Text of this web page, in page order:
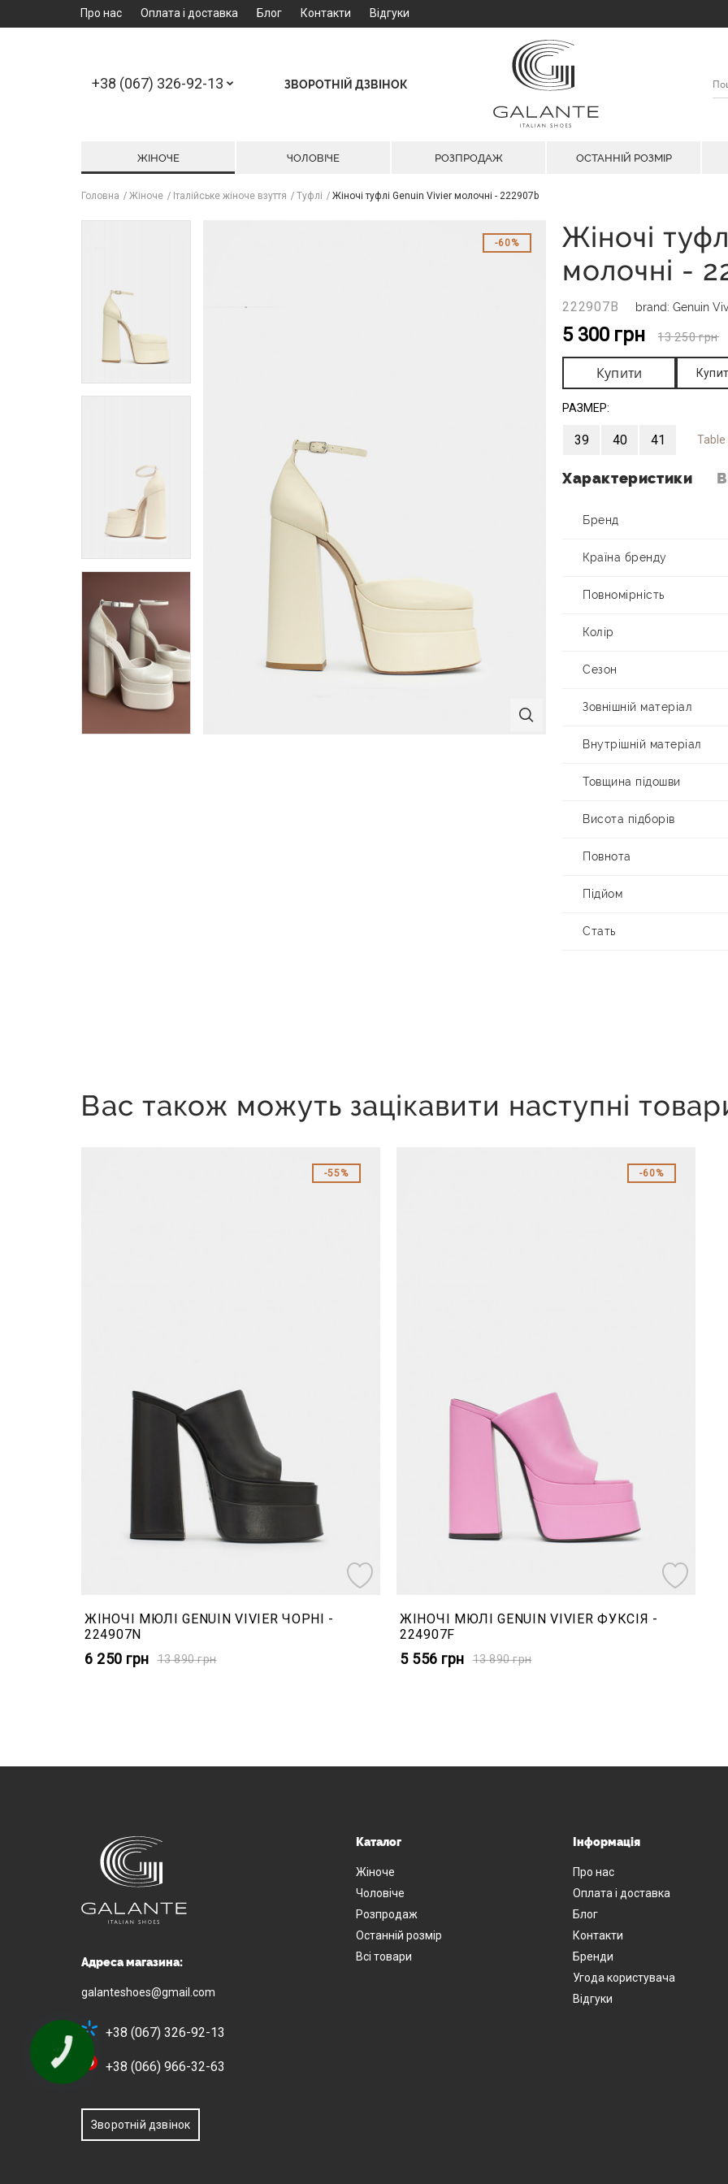
Про нас Оплата і доставка Блог Контакти Відгуки
+38 (067) 326-92-13 ЗВОРОТНІЙ ДЗВІНОК
ЖІНОЧЕ ЧОЛОВІЧЕ РОЗПРОДАЖ ОСТАННІЙ РОЗМІР
Головна Жіноче Італійське жіноче взуття Туфлі Жіночі туфлі Genuin Vivier молочні - 222907b
60%
Жіночі
молочні -
222907B brand: Genuin
5 300 грн 13 250грн
Купити
РАЗМЕР:
39 40 41 Table
Характеристики
Бренд
Країна бренду
Повномірність
Колір
Сезон
Зовнішній матеріал
Внутрішній матеріал
Товщина підошви
Висота підборів
Повнота
Підйом
Стать
Вас також можуть зацікавити наступні
55%
ЖІНОЧІ МЮЛІ GENUIN VIVIER ЧОРНІ -
224907N
6 250 грн 13 890грн
60%
ЖІНОЧІ МЮЛІ GENUIN VIVIER ФУКСІЯ -
224907F
5 556 грн 13 890грн
Адреса магазина:
galanteshoes@gmail.com
+38 (067) 326-92-13
+38 (066) 966-32-63
Зворотній дзвінок
Каталог
Жіноче
Чоловіче
Розпродаж
Останній розмір
Всі товари
Інформація
Про нас
Оплата і доставка
Блог
Контакти
Бренди
Угода користувача
Відгуки